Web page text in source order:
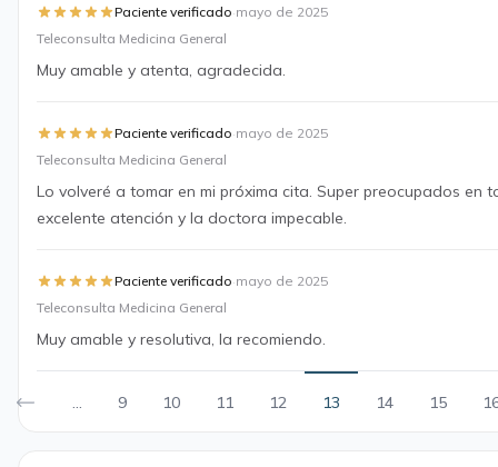
Paciente verificado·mayo de 2025
Teleconsulta Medicina General
Muy amable y atenta, agradecida.
Paciente verificado·mayo de 2025
Teleconsulta Medicina General
Lo volveré a tomar en mi próxima cita. Super preocupados en
excelente atención y la doctora impecable.
Paciente verificado·mayo de 2025
Teleconsulta Medicina General
Muy amable y resolutiva, la recomiendo.
... 9 10 11 12 13 14 15